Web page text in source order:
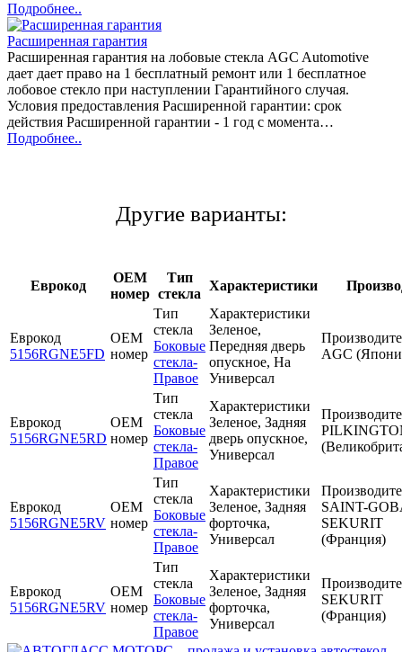
Подробнее..
Расширенная гарантия
Расширенная гарантия на лобовые стекла AGC Automotive
дает дает право на 1 бесплатный ремонт или 1 бесплатное
лобовое стекло при наступлении Гарантийного случая.
Условия предоставления Расширенной гарантии: срок
действия Расширенной гарантии - 1 год с момента…
Подробнее..
Другие варианты:
Еврокод
OEM
номер
Тип
стекла
Характеристики
Еврокод
5156RGNE5FD
OEM
номер
Тип
стекла
Боковые
стекла-
Правое
Характеристики
Зеленое,
Передняя дверь
опускное, На
Универсал
AGC
Еврокод
5156RGNE5RD
OEM
номер
Тип
стекла
Боковые
стекла-
Правое
Характеристики
Зеленое, Задняя
дверь опускное,
Универсал
Еврокод
5156RGNE5RV
OEM
номер
Тип
стекла
Боковые
стекла-
Правое
Характеристики
Зеленое, Задняя
форточка,
Универсал
SAINT-
SEKURIT
(Франция)
Еврокод
5156RGNE5RV
OEM
номер
Тип
стекла
Боковые
стекла-
Правое
Характеристики
Зеленое, Задняя
форточка,
Универсал
SEKURIT
(Франция)